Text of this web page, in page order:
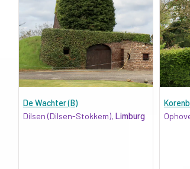
De Wachter (B)
Dilsen (Dilsen-Stokkem), Limburg